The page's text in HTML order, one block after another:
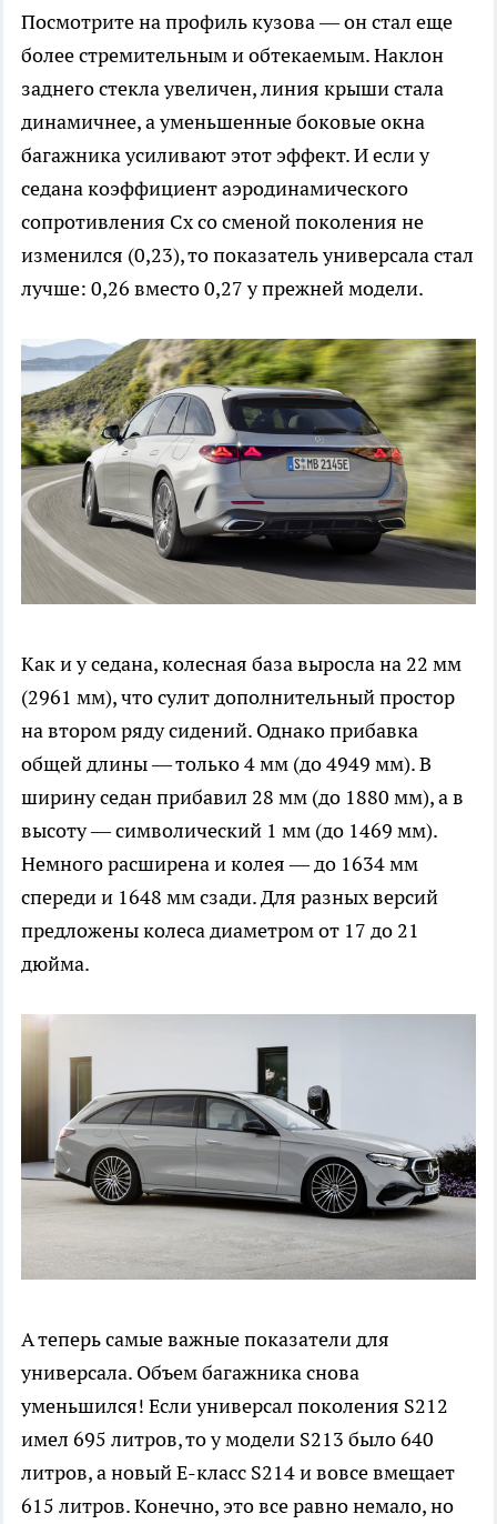
Посмотрите на профиль кузова — он стал еще
более стремительным и обтекаемым. Наклон
заднего стекла увеличен, линия крыши стала
динамичнее, а уменьшенные боковые окна
багажника усиливают этот эффект. И если у
седана коэффициент аэродинамического
сопротивления Cx со сменой поколения не
изменился (0,23), то показатель универсала стал
лучше: 0,26 вместо 0,27 у прежней модели.
Как и у седана, колесная база выросла на 22 мм
(2961 мм), что сулит дополнительный простор
на втором ряду сидений. Однако прибавка
общей длины — только 4 мм (до 4949 мм). В
ширину седан прибавил 28 мм (до 1880 мм), а в
высоту — символический 1 мм (до 1469 мм).
Немного расширена и колея — до 1634 мм
спереди и 1648 мм сзади. Для разных версий
предложены колеса диаметром от 17 до 21
дюйма.
А теперь самые важные показатели для
универсала. Объем багажника снова
уменьшился! Если универсал поколения S212
имел 695 литров, то у модели S213 было 640
литров, а новый E-класс S214 и вовсе вмещает
615 литров. Конечно, это все равно немало, но